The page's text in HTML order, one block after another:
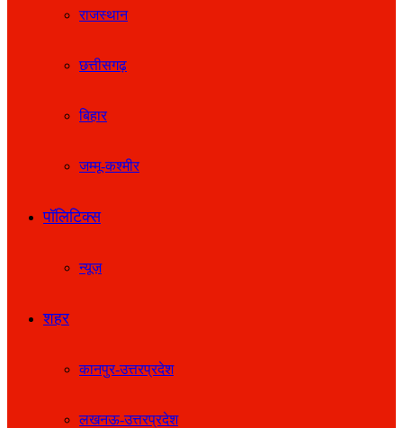
राजस्थान
छत्तीसगढ़
बिहार
जम्मू-कश्मीर
पॉलिटिक्स
न्यूज़
शहर
कानपुर-उत्तरप्रदेश
लखनऊ-उत्तरप्रदेश